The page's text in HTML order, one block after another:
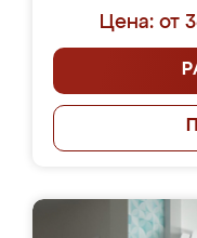
Цена: от